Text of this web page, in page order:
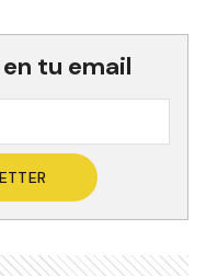
tu email